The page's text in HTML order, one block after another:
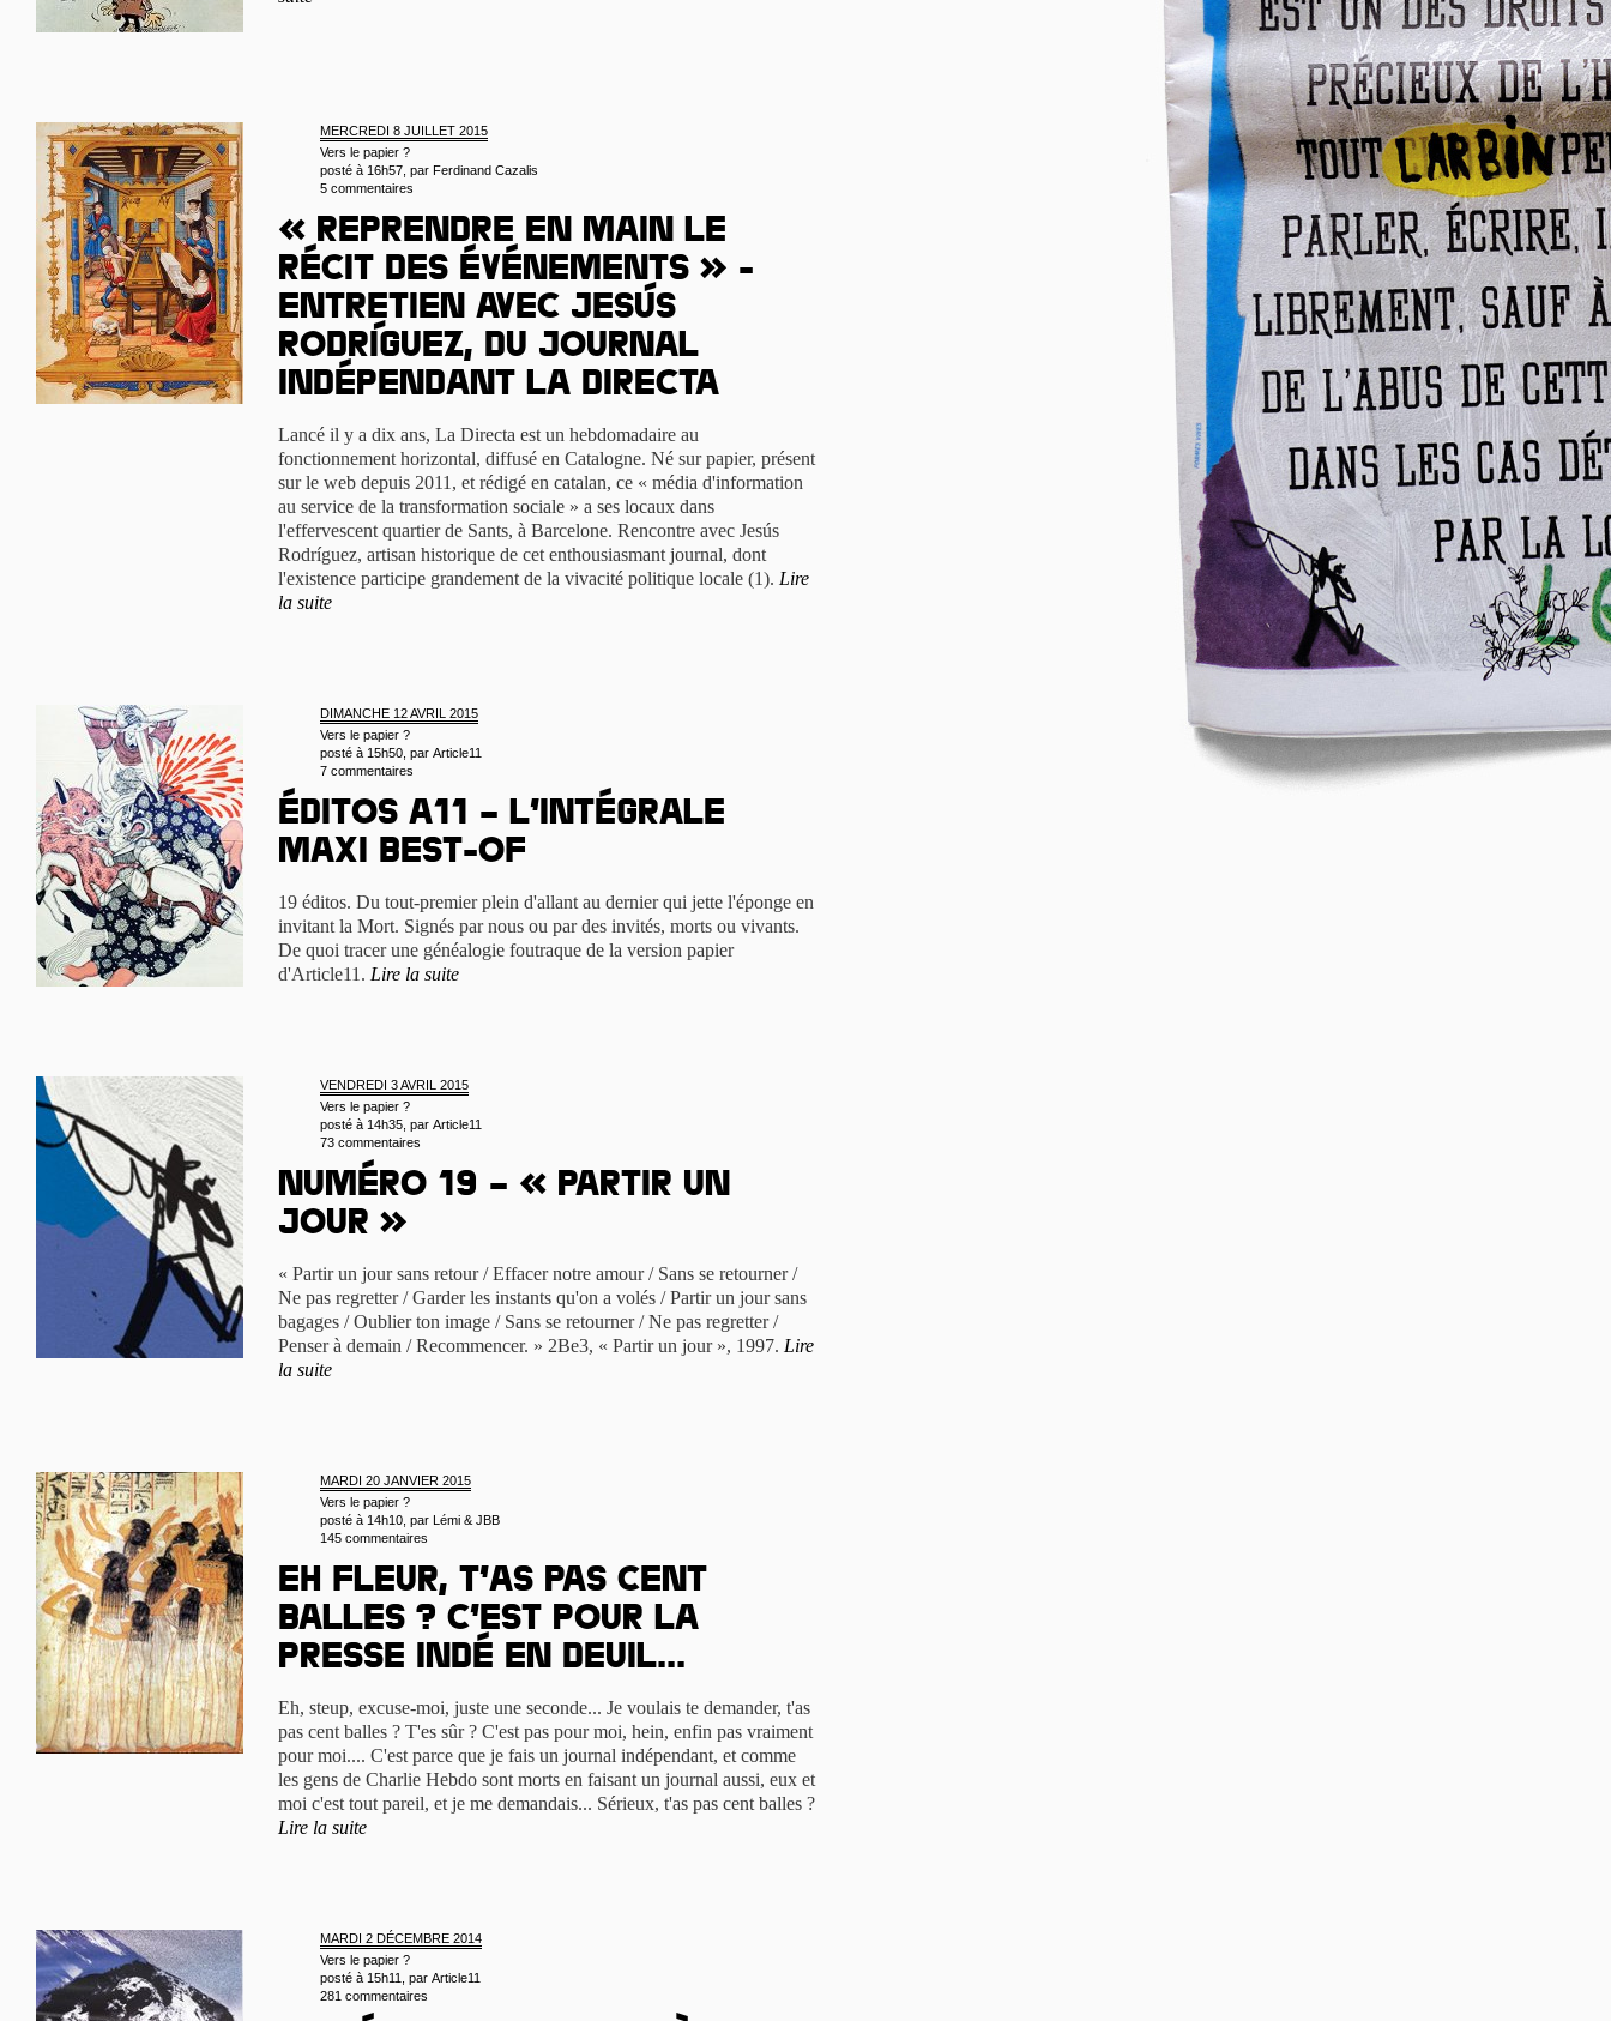
MERCREDI 8 JUILLET 2015
Vers le papier ?
posté à 16h57, par Ferdinand Cazalis
5 commentaires
« Reprendre en main le
récit des événements » -
Entretien avec Jesús
Rodríguez, du journal
indépendant La Directa
Lancé il y a dix ans, La Directa est un hebdomadaire au
fonctionnement horizontal, diffusé en Catalogne. Né sur papier, présent
sur le web depuis 2011, et rédigé en catalan, ce « média d'information
au service de la transformation sociale » a ses locaux dans
l'effervescent quartier de Sants, à Barcelone. Rencontre avec Jesús
Rodríguez, artisan historique de cet enthousiasmant journal, dont
l'existence participe grandement de la vivacité politique locale (1). Lire
la suite
DIMANCHE 12 AVRIL 2015
Vers le papier ?
posté à 15h50, par Article11
7 commentaires
Éditos A11 – l’intégrale
maxi best-of
19 éditos. Du tout-premier plein d'allant au dernier qui jette l'éponge en
invitant la Mort. Signés par nous ou par des invités, morts ou vivants.
De quoi tracer une généalogie foutraque de la version papier
d'Article11. Lire la suite
VENDREDI 3 AVRIL 2015
Vers le papier ?
posté à 14h35, par Article11
73 commentaires
Numéro 19 – « Partir un
jour »
« Partir un jour sans retour / Effacer notre amour / Sans se retourner /
Ne pas regretter / Garder les instants qu'on a volés / Partir un jour sans
bagages / Oublier ton image / Sans se retourner / Ne pas regretter /
Penser à demain / Recommencer. » 2Be3, « Partir un jour », 1997. Lire
la suite
MARDI 20 JANVIER 2015
Vers le papier ?
posté à 14h10, par Lémi & JBB
145 commentaires
Eh Fleur, t’as pas cent
balles ? C’est pour la
presse indé en deuil...
Eh, steup, excuse-moi, juste une seconde... Je voulais te demander, t'as
pas cent balles ? T'es sûr ? C'est pas pour moi, hein, enfin pas vraiment
pour moi.... C'est parce que je fais un journal indépendant, et comme
les gens de Charlie Hebdo sont morts en faisant un journal aussi, eux et
moi c'est tout pareil, et je me demandais... Sérieux, t'as pas cent balles ?
Lire la suite
MARDI 2 DÉCEMBRE 2014
Vers le papier ?
posté à 15h11, par Article11
281 commentaires